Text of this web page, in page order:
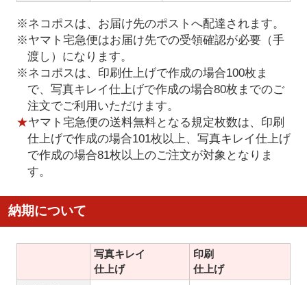
※ネコポスは、お届け先のポストへ配達されます。
※ヤマト宅急便はお届け先での受領確認が必要（手
渡し）になります。
※ネコポスは、印刷仕上げで作成の場合100枚ま
で、写真キレイ仕上げで作成の場合80枚までのご
注文でご利用いただけます。
★ヤマト宅急便の送料無料となる規定枚数は、印刷
仕上げで作成の場合101枚以上、写真キレイ仕上げ
で作成の場合81枚以上のご注文が対象となりま
す。
納期について
写真キレイ
仕上げ
印刷
仕上げ